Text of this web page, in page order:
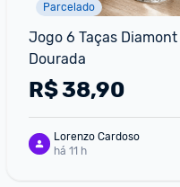
Parcelado
Jogo 6 Taças
Dourada
R$38,90
Lorenzo Cardoso
há 11 h